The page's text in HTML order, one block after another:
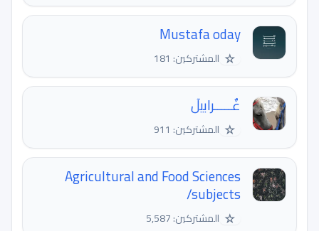
Mustafa oday
☆ المشتركين: 181
غٌـــــرابيلٓ
☆ المشتركين: 911
Agricultural and Food Sciences
/subjects
☆ المشتركين: 5,587